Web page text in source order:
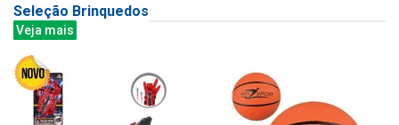
Seleção Brinquedos
Veja mais